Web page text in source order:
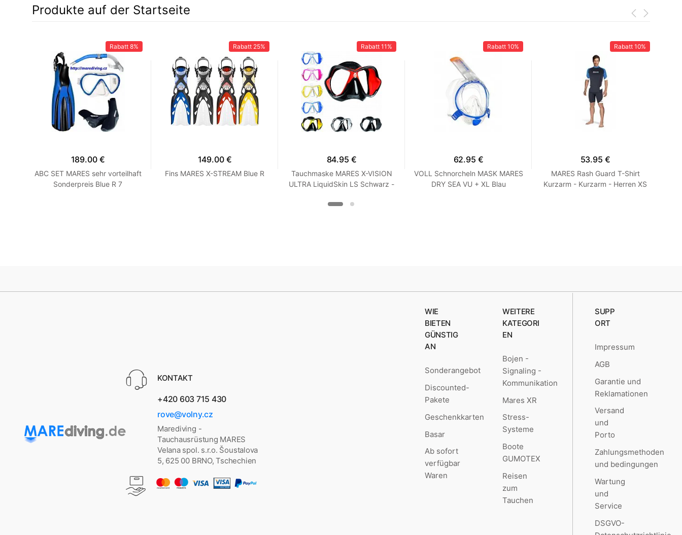
Produkte auf der Startseite
Rabatt 8%
189.00 €
ABC SET MARES sehr vorteilhaft
Sonderpreis Blue R 7
Rabatt 25%
149.00 €
Fins MARES X-STREAM Blue R
Rabatt 11%
84.95 €
Tauchmaske MARES X-VISION
ULTRA LiquidSkin LS Schwarz -
Rabatt 10%
62.95 €
VOLL Schnorcheln MASK MARES
DRY SEA VU + XL Blau
Rabatt 10%
53.95 €
MARES Rash Guard T-Shirt
Kurzarm - Kurzarm - Herren XS
KONTAKT
+420 603 715 430
rove@volny.cz
Marediving -
Tauchausrüstung MARES
Velana spol. s.r.o. Šoustalova
5, 625 00 BRNO, Tschechien
WIE
BIETEN
GÜNSTIG
AN
Sonderangebot
Discounted-
Pakete
Geschenkkarten
Basar
Ab sofort
verfügbar
Waren
WEITERE
KATEGORI
EN
Bojen -
Signaling -
Kommunikation
Mares XR
Stress-
Systeme
Boote
GUMOTEX
Reisen
zum
Tauchen
SUPP
ORT
Impressum
AGB
Garantie und
Reklamationen
Versand
und
Porto
Zahlungsmethoden
und bedingungen
Wartung
und
Service
DSGVO-